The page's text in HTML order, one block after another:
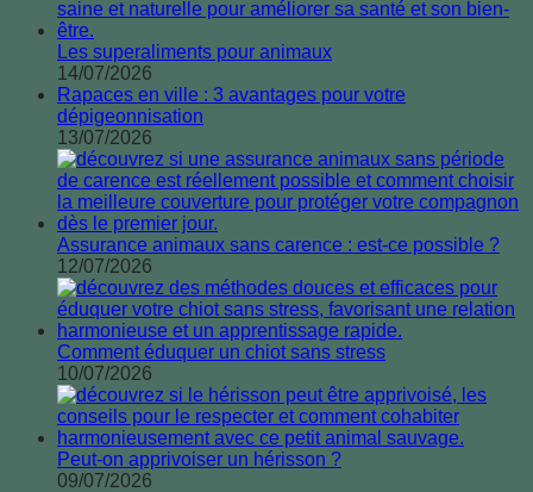
Les superaliments pour animaux
14/07/2026
Rapaces en ville : 3 avantages pour votre
dépigeonnisation
13/07/2026
Assurance animaux sans carence : est-ce possible ?
12/07/2026
Comment éduquer un chiot sans stress
10/07/2026
Peut-on apprivoiser un hérisson ?
09/07/2026